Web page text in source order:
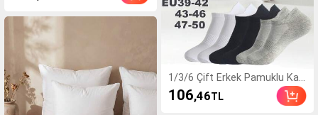
1/3/6 Çift Erkek Pamuklu Kali
teli Büyük Beden EU47-50 Me
vcut Düşük Kesim Bilek Çorab
106,46TL